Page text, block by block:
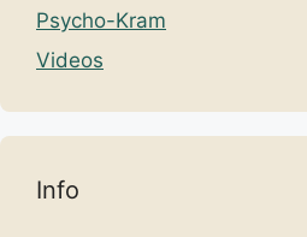
Psycho-Kram
Videos
Info